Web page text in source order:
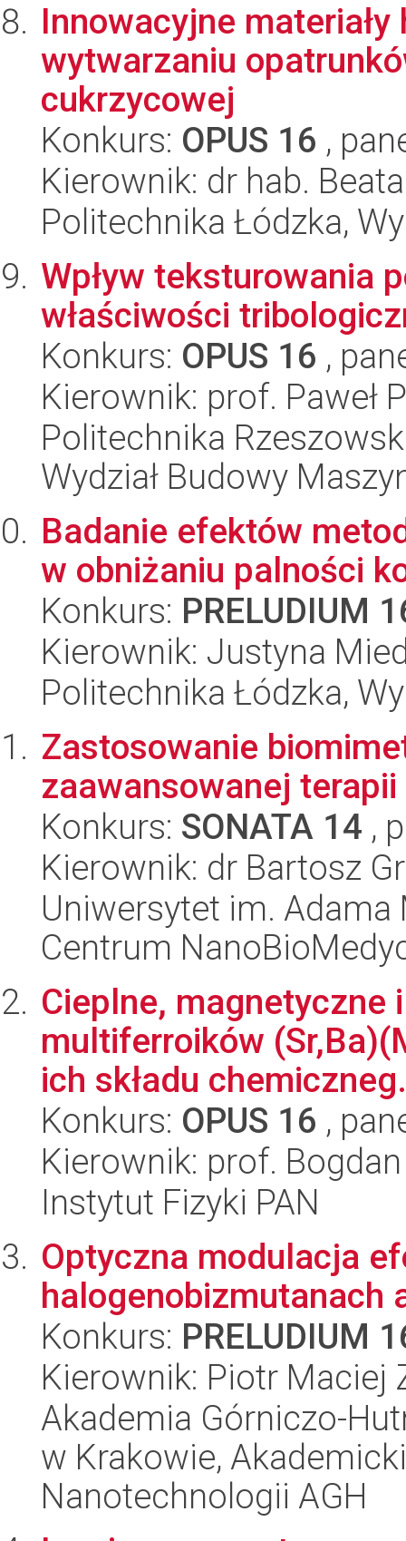
Innowacyjne
wytwarzaniu
cukrzycowej
Konkurs: OPUS 16 ,
Kierownik: dr hab.
Politechnika Łódzka,
Wpływ teksturowania
właściwości
Konkurs: OPUS 16 ,
Kierownik: prof. Paweł
Politechnika
Wydział Budowy
Badanie efektów
w obniżaniu palności
Konkurs: PRELUDIUM
Kierownik: Justyna
Politechnika Łódzka,
Zastosowanie
zaawansowanej
Konkurs: SONATA 14 ,
Kierownik: dr Bartosz
Uniwersytet im.
Centrum
Cieplne, magnetyczne
multiferroików
ich składu
Konkurs: OPUS 16 ,
Kierownik: prof.
Instytut Fizyki PAN
Optyczna modulacja
halogenobizmutanach
Konkurs: PRELUDIUM
Kierownik: Piotr Maciej
Akademia Górniczo-
w Krakowie,
Nanotechnologii AGH